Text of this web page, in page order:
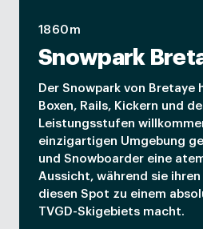
1860m
Snowpark
Der Snowpark von Bretaye
Boxen, Rails, Kickern und
Leistungsstufen
einzigartigen Umgebung
und Snowboarder eine
Aussicht, während sie
diesen Spot zu einem
TVGD-Skigebiets macht.